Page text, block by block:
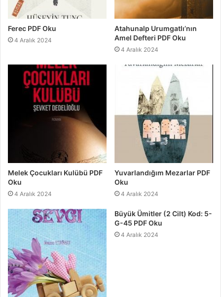
Ferec PDF Oku
4 Aralık 2024
Atahunalp Urumgatlı’nın
Amel Defteri PDF Oku
4 Aralık 2024
Melek Çocukları Kulübü PDF
Oku
4 Aralık 2024
Yuvarlandığım Mezarlar PDF
Oku
4 Aralık 2024
Büyük Ümitler (2 Cilt) Kod: 5-
G-45 PDF Oku
4 Aralık 2024